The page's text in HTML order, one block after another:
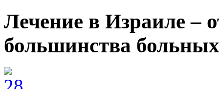
Лечение в Израиле –
большинства больных